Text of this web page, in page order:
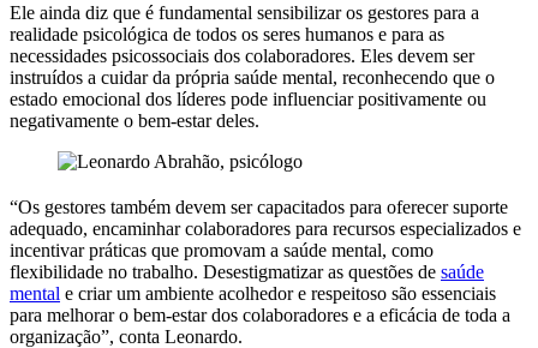
Ele ainda diz que é fundamental sensibilizar os gestores para a
realidade psicológica de todos os seres humanos e para as
necessidades psicossociais dos colaboradores. Eles devem ser
instruídos a cuidar da própria saúde mental, reconhecendo que o
estado emocional dos líderes pode influenciar positivamente ou
negativamente o bem-estar deles.
“Os gestores também devem ser capacitados para oferecer suporte
adequado, encaminhar colaboradores para recursos especializados e
incentivar práticas que promovam a saúde mental, como
flexibilidade no trabalho. Desestigmatizar as questões de saúde
mental e criar um ambiente acolhedor e respeitoso são essenciais
para melhorar o bem-estar dos colaboradores e a eficácia de toda a
organização”, conta Leonardo.